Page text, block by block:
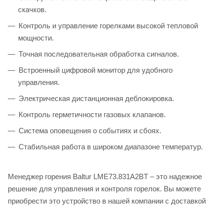
скачков.
Контроль и управление горелками высокой тепловой
мощности.
Точная последовательная обработка сигналов.
Встроенный цифровой монитор для удобного
управления.
Электрическая дистанционная деблокировка.
Контроль герметичности газовых клапанов.
Система оповещения о событиях и сбоях.
Стабильная работа в широком диапазоне температур.
Менеджер горения Baltur LME73.831A2BT – это надежное
решение для управления и контроля горелок. Вы можете
приобрести это устройство в нашей компании с доставкой